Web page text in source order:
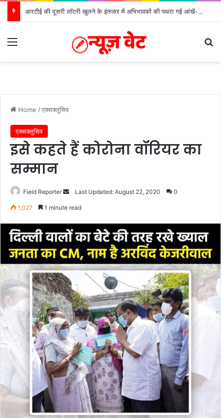
आरटीई की दूसरी लॉटरी खुलने के इंतजार में अभिभावकों की पथरा गई आंखें- मोर्चा
Menu
Home /एक्सक्लुसिव
एक्सक्लुसिव
इसे कहते हैं कोरोना वॉरियर का
सम्मान
Field Reporter
SendLast Updated: August 22, 2020 0
1,027 1 minute read